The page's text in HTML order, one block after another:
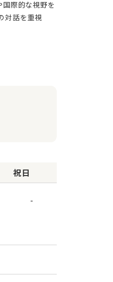
対話を重視
祝日
-